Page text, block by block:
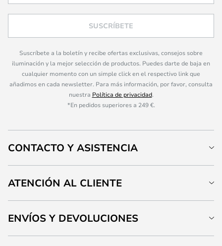
SUSCRÍBETE
Suscríbete a la boletín y recibe ofertas exclusivas, consejos sobre
iluminación y la mejor selección de productos. Puedes darte de baja en
cualquier momento con un simple click en el respectivo link que
añadimos en cada newsletter. Para más información, por favor, consulta
nuestra Política de privacidad.
*En pedidos superiores a 249 €.
CONTACTO Y ASISTENCIA
ATENCIÓN AL CLIENTE
ENVÍOS Y DEVOLUCIONES